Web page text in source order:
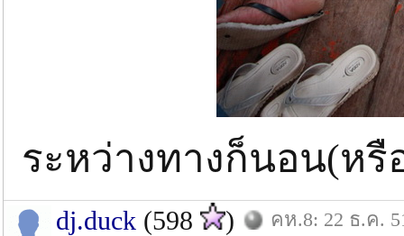
ระหว่างทางก็นอน(ห
dj.duck (598 ) คห.8: 22 ธ.ค.